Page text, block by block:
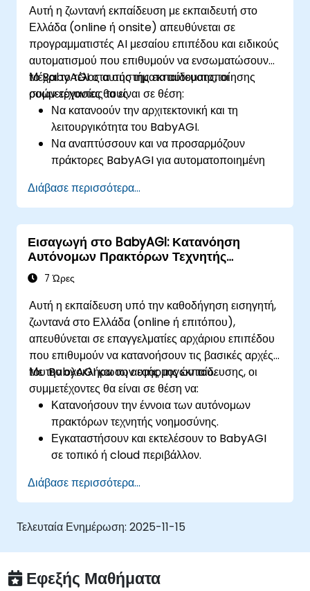
Να διασφαλίσουν την ασφάλεια, τη
συμμόρφωση και τις δεοντολογικές πτυχές
στους αυτόνομους πράκτορες.
Αυτή η ζωντανή εκπαίδευση με εκπαιδευτή στο
Ελλάδα (online ή onsite) απευθύνεται σε
προγραμματιστές AI μεσαίου επιπέδου και ειδικούς
αυτοματισμού που επιθυμούν να ενσωματώσουν
το BabyAGI στα συστήματα αυτοματοποίησης
ροών εργασίας τους.
Μέχρι το τέλος αυτής της εκπαίδευσης, οι
συμμετέχοντες θα είναι σε θέση:
Να κατανοούν την αρχιτεκτονική και τη
λειτουργικότητα του BabyAGI.
Να αναπτύσσουν και να προσαρμόζουν
πράκτορες BabyAGI για αυτοματοποιημένη
Να ενσωματώνουν το BabyAGI με APIs και
εξωτερικές πηγές δεδομένων.
Να αναπτύσσουν λύσεις BabyAGI σε
πλατφόρμες cloud.
Να βελτιστοποιούν τις ροές εργασίας του
BabyAGI για αποδοτικότητα και κλιμάκωση.
Διάβασε περισσότερα...
Εισαγωγή στο BabyAGI: Κατανόηση
Αυτόνομων Πρακτόρων Τεχνητής
Νοημοσύνης
7 Ώρες
Αυτή η εκπαίδευση υπό την καθοδήγηση εισηγητή,
ζωντανά στο Ελλάδα (online ή επιτόπου),
απευθύνεται σε επαγγελματίες αρχάριου επιπέδου
που επιθυμούν να κατανοήσουν τις βασικές αρχές
του BabyAGI και των εφαρμογών του.
Με την ολοκλήρωση αυτής της εκπαίδευσης, οι
συμμετέχοντες θα είναι σε θέση να:
Κατανοήσουν την έννοια των αυτόνομων
πρακτόρων τεχνητής νοημοσύνης.
Εγκαταστήσουν και εκτελέσουν το BabyAGI
σε τοπικό ή cloud περιβάλλον.
δημιουργίας, ιεράρχησης και εκτέλεσης
εργασιών.
Εντοπίσουν πιθανά σενάρια χρήσης για την
αυτοματοποίηση τεχνητής νοημοσύνης με το
BabyAGI.
Διάβασε περισσότερα...
Τελευταία Ενημέρωση: 2025-11-15
Εφεξής Μαθήματα